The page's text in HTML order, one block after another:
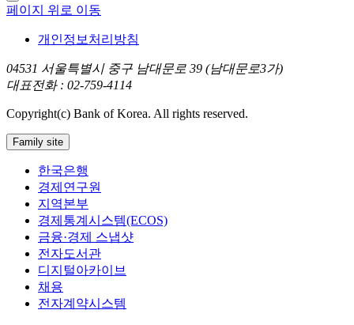
페이지 위로 이동
개인정보처리방침
04531 서울특별시 중구 남대문로 39 (남대문로3가)
대표전화 : 02-759-4114
Copyright(c) Bank of Korea. All rights reserved.
Family site
한국은행
경제연구원
지역본부
경제통계시스템(ECOS)
금융·경제 스냅샷
전자도서관
디지털아카이브
채용
전자계약시스템